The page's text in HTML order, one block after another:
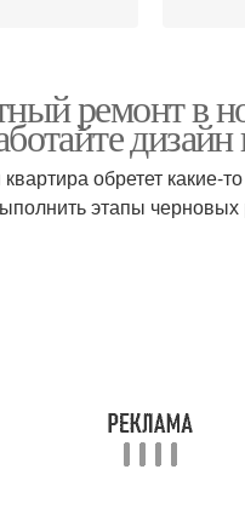
ремонте
ремонт
ремонт в
обретет какие-
этапы